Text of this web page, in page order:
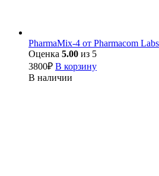
PharmaMix-4 от Pharmacom
Оценка 5.00 из 5
3800₽ В корзину
В наличии